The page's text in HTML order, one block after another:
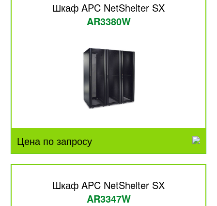
Шкаф APC NetShelter SX
AR3380W
Цена по запросу
Шкаф APC NetShelter SX
AR3347W